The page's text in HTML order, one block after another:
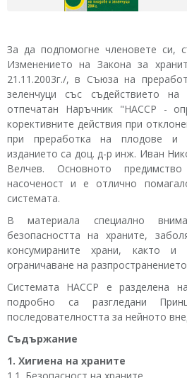
За да подпомогне членовете си,
Изменението на Закона за
21.11.2003г./, в Съюза на
зеленчуци със съдействието
отпечатан Наръчник "HАCCP -
корективните действия при
при преработка на плодове и
изданието са доц. д-р инж. Иван
Велчев. Основното
насоченост и е отлично
системата.
В материала специално
безопасността на храните,
консумираните храни, както
ограничаване на
Системата HACCP е разделена
подробно са разгледани
последователността за нейното
Съдържание
1. Хигиена на храните